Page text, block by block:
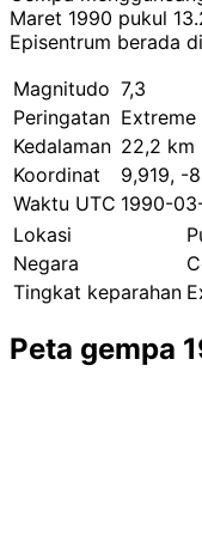
Maret 1990 pukul
Episentrum berada
Magnitudo 7,3
Peringatan Extreme
Kedalaman 22,2 km
Koordinat
9,919, -
Waktu UTC 1990-
Lokasi
Negara
Tingkat keparahan
Peta gempa